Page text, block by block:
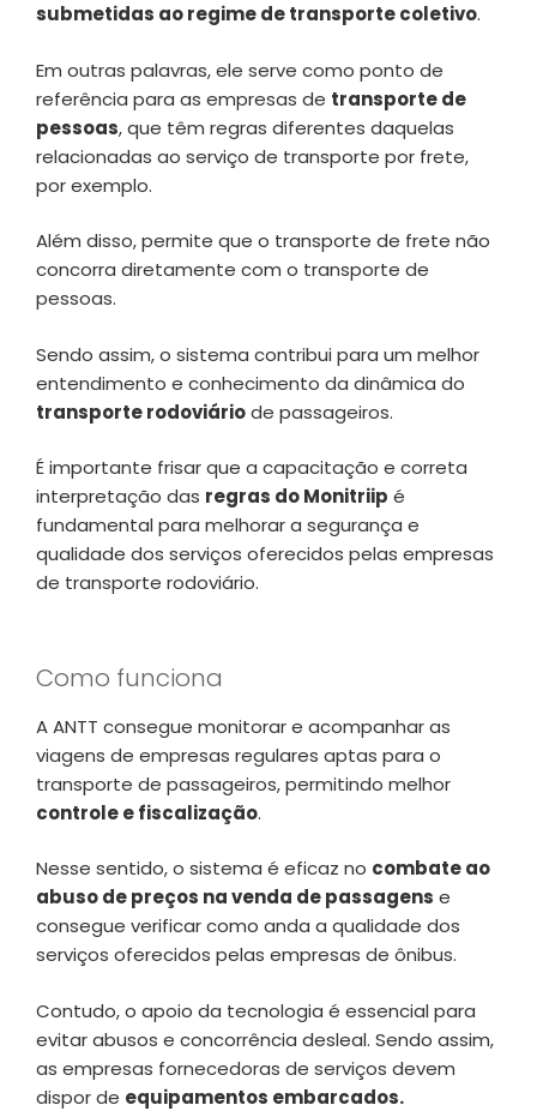
submetidas ao regime de transporte coletivo.
Em outras palavras, ele serve como ponto de
referência para as empresas de transporte de
pessoas, que têm regras diferentes daquelas
relacionadas ao serviço de transporte por frete,
por exemplo.
Além disso, permite que o transporte de frete não
concorra diretamente com o transporte de
pessoas.
Sendo assim, o sistema contribui para um melhor
entendimento e conhecimento da dinâmica do
transporte rodoviáriode passageiros.
É importante frisar que a capacitação e correta
interpretação das regras do Monitriip é
fundamental para melhorar a segurança e
qualidade dos serviços oferecidos pelas empresas
de transporte rodoviário.
Como funciona
A ANTT consegue monitorar e acompanhar as
viagens de empresas regulares aptas para o
transporte de passageiros, permitindo melhor
controle e fiscalização.
Nesse sentido, o sistema é eficaz no combate ao
abuso de preços na venda de passagens e
consegue verificar como anda a qualidade dos
serviços oferecidos pelas empresas de ônibus.
Contudo, o apoio da tecnologia é essencial para
evitar abusos e concorrência desleal. Sendo assim,
as empresas fornecedoras de serviços devem
dispor de equipamentos embarcados.